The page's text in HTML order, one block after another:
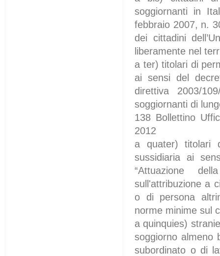
soggiornanti in
febbraio 2007, n.
dei cittadini
liberamente nel
a ter) titolari di
ai sensi del
direttiva 2003/
soggiornanti di
138 Bollettino
2012
a quater) titolari
sussidiaria ai
“Attuazione
sull'attribuzione a
o di persona
norme minime sul
a quinquies)
soggiorno almeno
subordinato o di